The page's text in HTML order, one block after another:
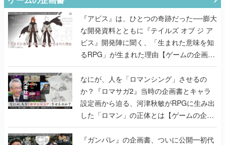
『アビス』は、ひとつの奇跡だった──膨大
な開発資料とともに『テイルズ オブ ジ ア
ビス』開発陣に聞く、「生まれた意味を知
るRPG」が生まれた理由【ゲームの企画
書】
なにが、人を「ロマンシング」させるの
か？『ロマサガ2』当時の企画書とキャラ
設定画から迫る、河津秋敏がRPGに生み出
した「ロマン」の正体とは【ゲームの企画
書】
『ガンパレ』の企画書、ついに公開━初代